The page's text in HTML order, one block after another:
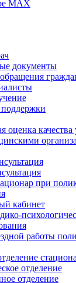
документы
оценка
при
кабинет
работы
отделение
отделение